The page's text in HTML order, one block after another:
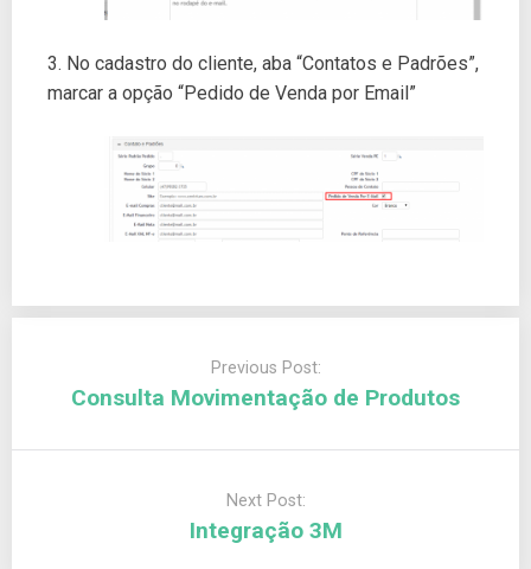
3. No cadastro do cliente, aba “Contatos e Padrões”,
marcar a opção “Pedido de Venda por Email”
Previous Post:
Consulta Movimentação de Produtos
Next Post:
Integração 3M